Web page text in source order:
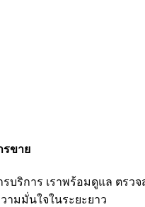
รขาย
รบริการ เราพร้อมดูแล ตรว
ามมั่นใจในระยะยาว